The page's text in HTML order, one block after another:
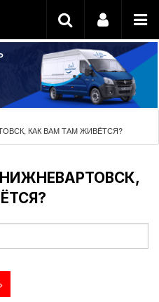
КАК ВАМ ТАМ ЖИВЁТСЯ?